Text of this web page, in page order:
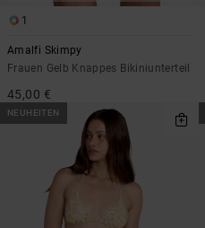
1
Amalfi Skimpy
Frauen Gelb Knappes Bikiniunterteil
45,00 €
NEUHEITEN